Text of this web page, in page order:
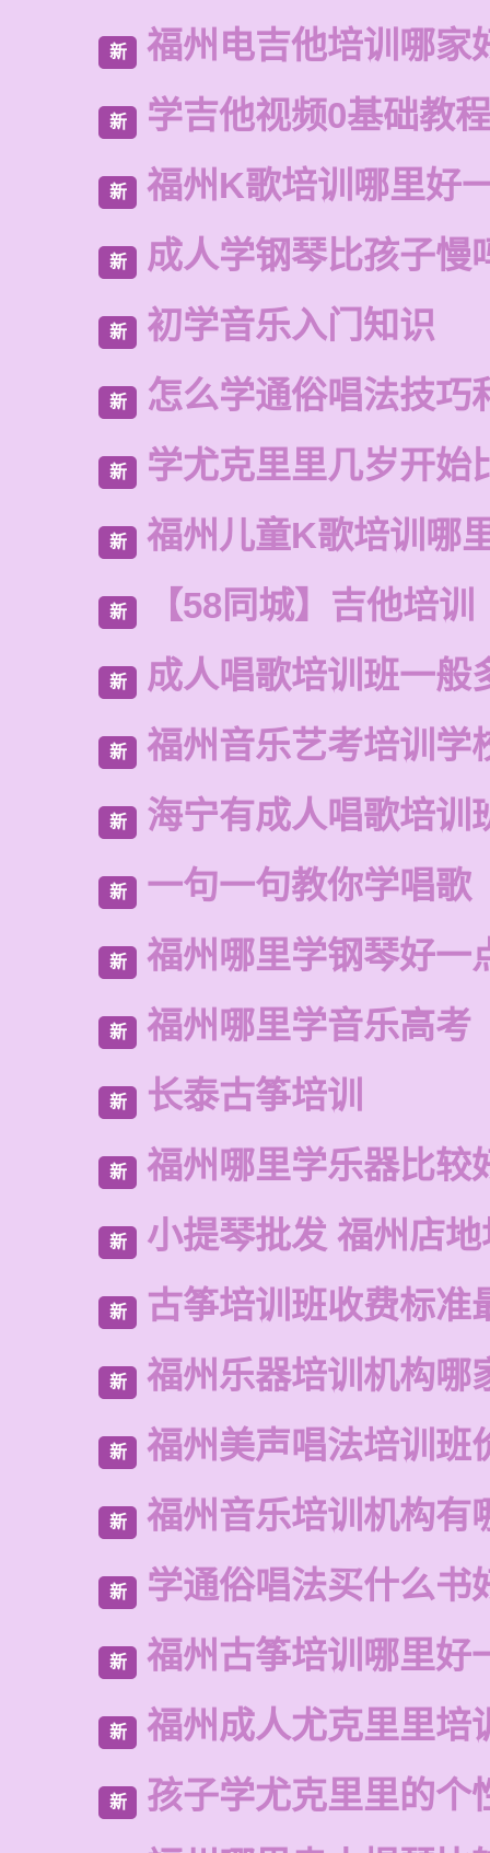
新 福州电吉他培训哪家
新 学吉他视频0基础教程
新 福州K歌培训哪里好
新 成人学钢琴比孩子慢
新 初学音乐入门知识
新 怎么学通俗唱法技巧
新 学尤克里里几岁开始
新 福州儿童K歌培训哪
新 【58同城】吉他培训
新 成人唱歌培训班一般
新 福州音乐艺考培训学
新 海宁有成人唱歌培训
新 一句一句教你学唱歌
新 福州哪里学钢琴好一
新 福州哪里学音乐高考
新 长泰古筝培训
新 福州哪里学乐器比较
新 小提琴批发 福州店
新 古筝培训班收费标准
新 福州乐器培训机构哪
新 福州美声唱法培训班
新 福州音乐培训机构有
新 学通俗唱法买什么书
新 福州古筝培训哪里好
新 福州成人尤克里里培
新
孩子学尤克里里的个